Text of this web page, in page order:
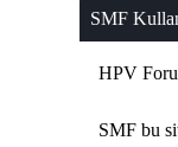
SMF
HPV
SMF bu